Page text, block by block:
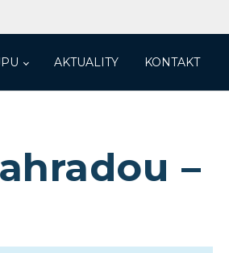
AKTUALITY KONTAKT
–